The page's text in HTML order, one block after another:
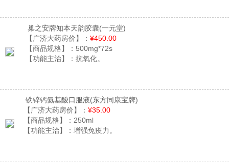
巢之安牌知本天韵胶囊(一元堂)
【广济大药房价】： ¥450.00
【商品规格】： 500mg*72s
【功能主治】： 抗氧化。
铁锌钙氨基酸口服液(东方同康宝牌)
【广济大药房价】： ¥35.00
【商品规格】： 250ml
【功能主治】： 增强免疫力。